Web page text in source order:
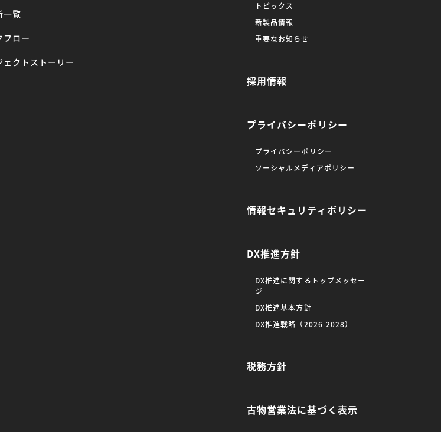
一覧
フロー
ェクトストーリー
トピックス
新製品情報
重要なお知らせ
採用情報
プライバシーポリシー
プライバシーポリシー
ソーシャルメディアポリシー
情報セキュリティポリシー
DX推進方針
DX推進に関するトップメッセー
ジ
DX推進基本方針
DX推進戦略（2026-2028）
税務方針
古物営業法に基づく表示